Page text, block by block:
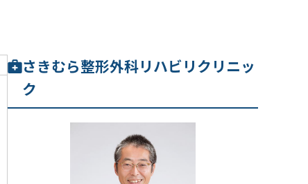
さきむら整形外科リハビリクリニッ
ク